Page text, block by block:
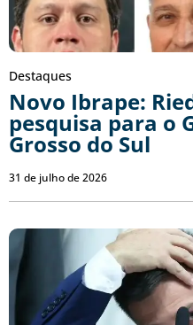
Destaques
Novo Ibrape:
pesquisa para o
Grosso do Sul
31 de julho de 2026